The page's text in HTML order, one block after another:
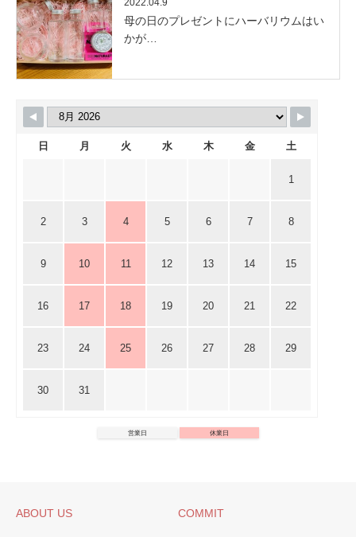
母の日のプレゼントにハーバリウムはい
かが…
日 月 火 水 木 金 土
1
2 3 4 5 6 7 8
9 10 11 12 13 14 15
16 17 18 19 20 21 22
23 24 25 26 27 28 29
30 31
営業日 休業日
ABOUT US COMMIT